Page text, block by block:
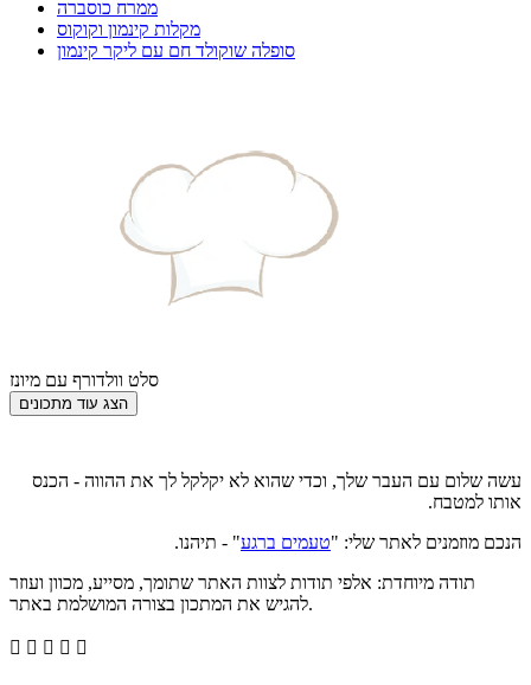
ממרח כוסברה
מקלות קינמון וקוקוס
סופלה שוקולד חם עם ליקר קינמון
סלט וולדורף עם מיונז
עשה שלום עם העבר שלך, וכדי שהוא לא יקלקל לך את ההווה - הכנס
אותו למטבח.
הנכם מוזמנים לאתר שלי: "טעמים ברגע" - תיהנו.
תודה מיוחדת: אלפי תודות לצוות האתר שתומך, מסייע, מכוון ועוזר
להגיש את המתכון בצורה המושלמת באתר.
    